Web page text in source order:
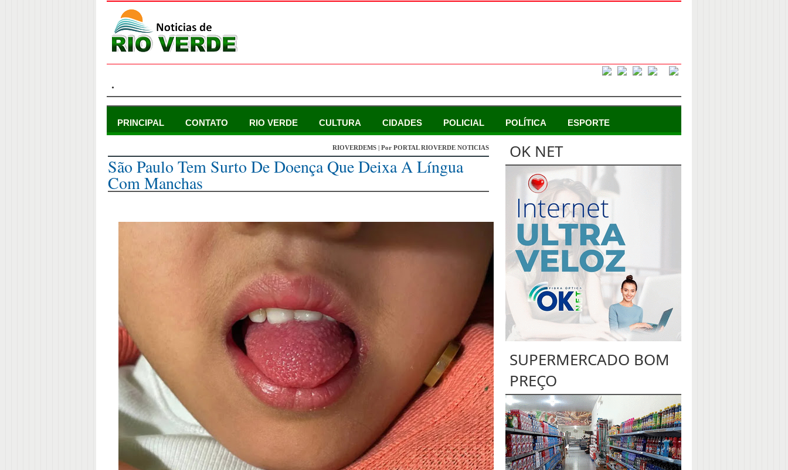
.
PRINCIPAL CONTATO RIO VERDE CULTURA CIDADES POLICIAL POLÍTICA ESPORTE
RIOVERDEMS | Por PORTAL RIOVERDE NOTICIAS
São Paulo Tem Surto De Doença Que Deixa A Língua
Com Manchas
OK NET
SUPERMERCADO BOM
PREÇO